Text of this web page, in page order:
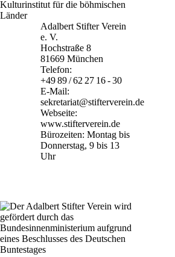
Adalbert Stifter Verein
e. V.
Hochstraße 8
81669 München
Telefon:
+49 89 / 62 27 16 - 30
E-Mail:
sekretariat@stifterverein.de
Webseite:
www.stifterverein.de
Bürozeiten: Montag bis
Donnerstag, 9 bis 13
Uhr